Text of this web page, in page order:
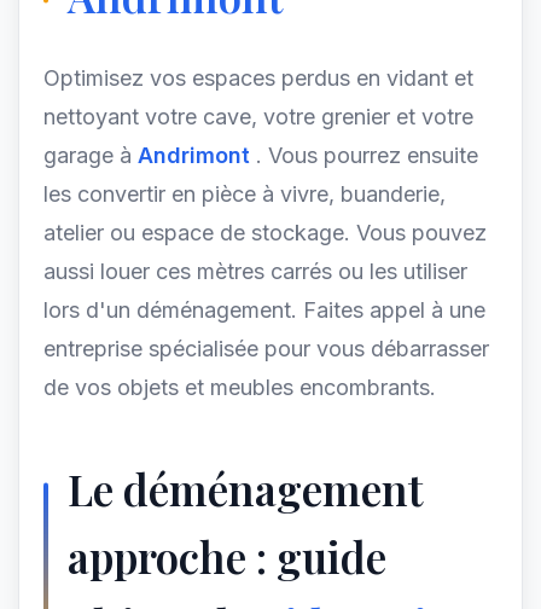
Optimisez vos espaces perdus en vidant et
nettoyant votre cave, votre grenier et votre
garage à Andrimont . Vous pourrez ensuite
les convertir en pièce à vivre, buanderie,
atelier ou espace de stockage. Vous pouvez
aussi louer ces mètres carrés ou les utiliser
lors d'un déménagement. Faites appel à une
entreprise spécialisée pour vous débarrasser
de vos objets et meubles encombrants.
Le déménagement
approche : guide